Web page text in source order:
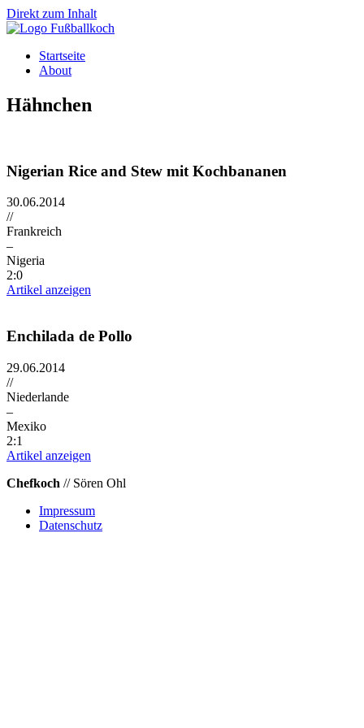
Direkt zum Inhalt
Startseite
About
Hähnchen
Nigerian Rice and Stew mit Kochbananen
30.06.2014
//
Frankreich
–
Nigeria
2:0
Artikel anzeigen
Enchilada de Pollo
29.06.2014
//
Niederlande
–
Mexiko
2:1
Artikel anzeigen
Chefkoch // Sören Ohl
Impressum
Datenschutz